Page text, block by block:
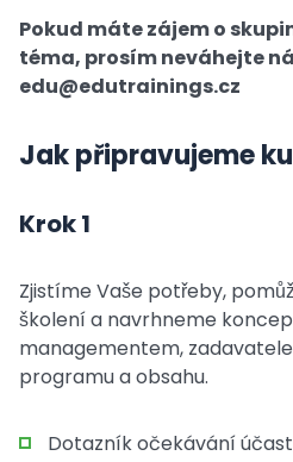
Pokud máte zájem o
téma, prosím neváhejte
edu@edutrainings.cz
Jak připravujeme
Krok 1
Zjistíme Vaše potřeby,
školení a navrhneme
managementem,
programu a obsahu.
Dotazník očekávání